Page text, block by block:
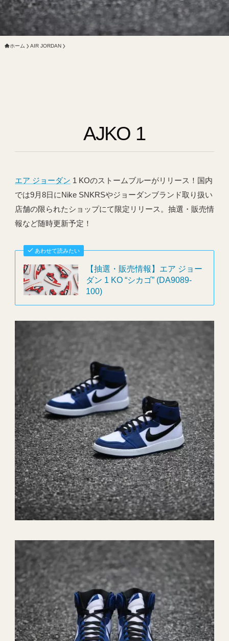
ホーム AIR JORDAN
AJKO 1
エア ジョーダン 1 KOのストームブルーがリリース！国内
では9月8日にNike SNKRSやジョーダンブランド取り扱い
店舗の限られたショップにて限定リリース。抽選・販売情
報など随時更新予定！
あわせて読みたい
【抽選・販売情報】エア ジョー
ダン 1 KO “シカゴ” (DA9089-
100)